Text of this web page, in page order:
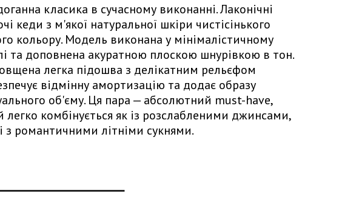
класика в сучасному виконанні. Лаконічні
кеди з м'якої натуральної шкіри чистісінького
кольору. Модель виконана у мінімалістичному
та доповнена акуратною плоскою шнурівкою в тон.
легка підошва з делікатним рельєфом
відмінну амортизацію та додає образу
об'єму. Ця пара — абсолютний must-have,
легко комбінується як із розслабленими джинсами,
з романтичними літніми сукнями.